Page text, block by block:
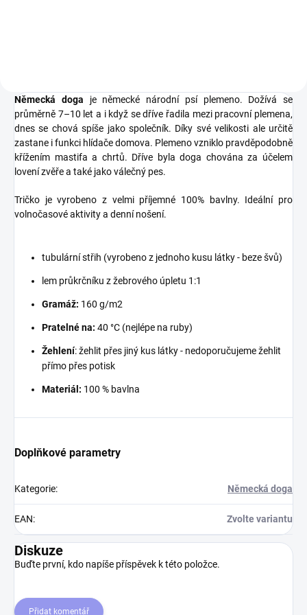
Německá doga je německé národní psí plemeno. Dožívá se
průměrně 7–10 let a i když se dříve řadila mezi pracovní plemena,
dnes se chová spíše jako společník. Díky své velikosti ale určitě
zastane i funkci hlídače domova. Plemeno vzniklo pravděpodobně
křížením mastifa a chrtů. Dříve byla doga chována za účelem
lovení zvěře a také jako válečný pes.
Tričko je vyrobeno z velmi příjemné 100% bavlny. Ideální pro
volnočasové aktivity a denní nošení.
tubulární střih (vyrobeno z jednoho kusu látky - beze švů)
lem průkrčníku z žebrového úpletu 1:1
Gramáž: 160 g/m2
Pratelné na: 40 °C (nejlépe na ruby)
Žehlení: žehlit přes jiný kus látky - nedoporučujeme žehlit
přímo přes potisk
Materiál: 100 % bavlna
Doplňkové parametry
Kategorie: Německá doga
EAN: Zvolte variantu
Diskuze
Buďte první, kdo napíše příspěvek k této položce.
Přidat komentář